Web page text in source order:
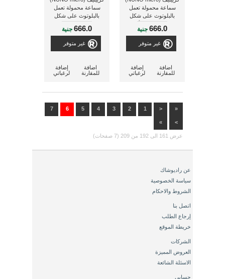
سماعة محمولة تعمل
بالبلوتوث على شكل
مكعب ذات لون أسود
666.0جنية
غير متوفر
إضافة
لرغباتي
اضافة
للمقارنة
سماعة محمولة تعمل
بالبلوتوث على شكل
مكعب ذات لون رمادى
666.0جنية
غير متوفر
إضافة
لرغباتي
اضافة
للمقارنة
«
<
1
2
3
4
5
6
7
>
»
عرض 161 الى 192 من 209 (7 صفحات)
عن راديوشاك
سياسة الخصوصية
الشروط والاحكام
اتصل بنا
إرجاع الطلب
خريطة الموقع
الشركات
العروض المميزة
الاسئلة الشائعة
حسابي